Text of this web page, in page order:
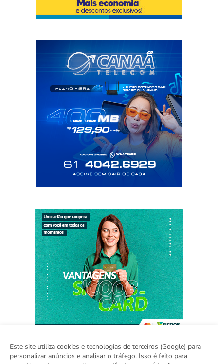
Este site utiliza cookies e tecnologias de terceiros (Google) para
personalizar anúncios e analisar o tráfego. Isso é feito para